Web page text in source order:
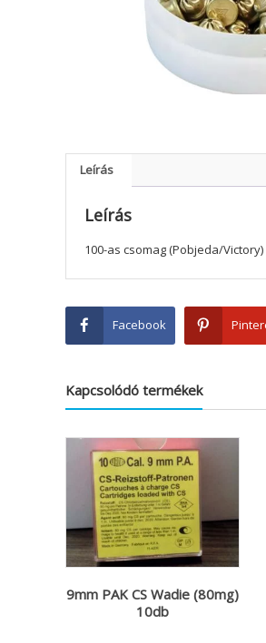
Leírás
Leírás
100-as csomag (Pobjeda/Victory)
Facebook
Kapcsolódó termékek
9mm PAK CS Wadie (80mg)
10db